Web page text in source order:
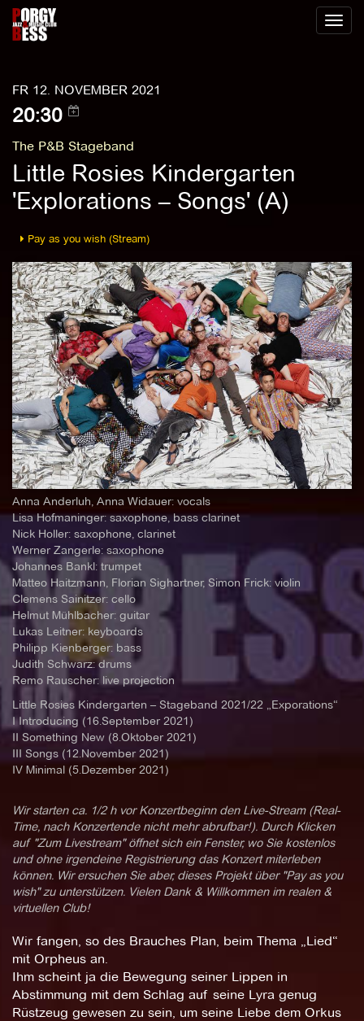
Toggle
FR 12. NOVEMBER 2021
20:30
The P&B Stageband
Little Rosies Kindergarten
'Explorations – Songs' (A)
Pay as you wish (Stream)
Anna Anderluh, Anna Widauer: vocals
Lisa Hofmaninger: saxophone, bass clarinet
Nick Holler: saxophone, clarinet
Werner Zangerle: saxophone
Johannes Bankl: trumpet
Matteo Haitzmann, Florian Sighartner, Simon Frick: violin
Clemens Sainitzer: cello
Helmut Mühlbacher: guitar
Lukas Leitner: keyboards
Philipp Kienberger: bass
Judith Schwarz: drums
Remo Rauscher: live projection
Little Rosies Kindergarten – Stageband 2021/22 „Exporations“
I Introducing (16.September 2021)
II Something New (8.Oktober 2021)
III Songs (12.November 2021)
IV Minimal (5.Dezember 2021)
Wir starten ca. 1/2 h vor Konzertbeginn den Live-Stream (Real-
Time, nach Konzertende nicht mehr abrufbar!). Durch Klicken
auf "Zum Livestream" öffnet sich ein Fenster, wo Sie kostenlos
und ohne irgendeine Registrierung das Konzert miterleben
können. Wir ersuchen Sie aber, dieses Projekt über "Pay as you
wish" zu unterstützen. Vielen Dank & Willkommen im realen &
virtuellen Club!
Wir fangen, so des Brauches Plan, beim Thema „Lied“
mit Orpheus an.
Ihm scheint ja die Bewegung seiner Lippen in
Abstimmung mit dem Schlag auf seine Lyra genug
Rüstzeug gewesen zu sein, um seine Liebe dem Orkus